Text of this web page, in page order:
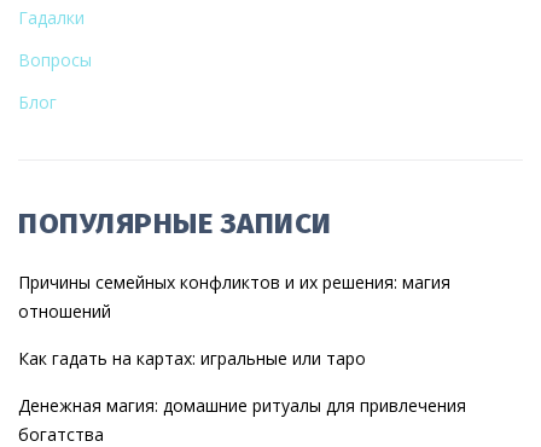
Гадалки
Вопросы
Блог
ПОПУЛЯРНЫЕ ЗАПИСИ
Причины семейных конфликтов и их решения: магия
отношений
Как гадать на картах: игральные или таро
Денежная магия: домашние ритуалы для привлечения
богатства